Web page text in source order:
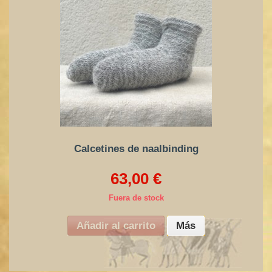
Calcetines de naalbinding
63,00 €
Fuera de stock
Añadir al carrito Más